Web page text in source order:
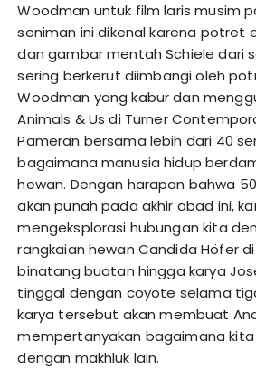
Woodman untuk film laris musim
seniman ini dikenal karena potret
dan gambar mentah Schiele dari
sering berkerut diimbangi oleh
Woodman yang kabur dan
Animals & Us di Turner
Pameran bersama lebih dari 40
bagaimana manusia hidup
hewan. Dengan harapan bahwa
akan punah pada akhir abad ini,
mengeksplorasi hubungan kita
rangkaian hewan Candida Höfer
binatang buatan hingga karya
tinggal dengan coyote selama
karya tersebut akan membuat
mempertanyakan bagaimana
dengan makhluk lain.